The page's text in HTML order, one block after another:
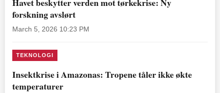
forskning avslørt
March 5, 2026 10:23 PM
TEKNOLOGI
Insektkrise i Amazonas: Tropene tåler ikke økte
temperaturer